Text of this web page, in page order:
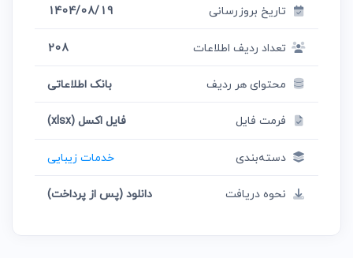
تاریخ بروزرسانی
1404/08/19
تعداد ردیف اطلاعات
208
محتوای هر ردیف
بانک اطلاعاتی
فرمت فایل
فایل اکسل (xlsx)
دسته‌بندی
خدمات زیبایی
نحوه دریافت
دانلود (پس از پرداخت)